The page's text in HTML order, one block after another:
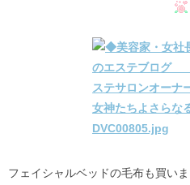
フェイシャルベッドの毛布も買いま